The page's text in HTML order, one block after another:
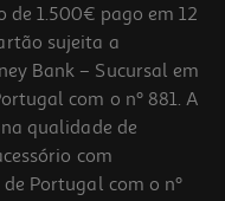
1.500€ pago em 12
sujeita a
Bank – Sucursal em
com o nº 881. A
qualidade de
com
Portugal com o nº